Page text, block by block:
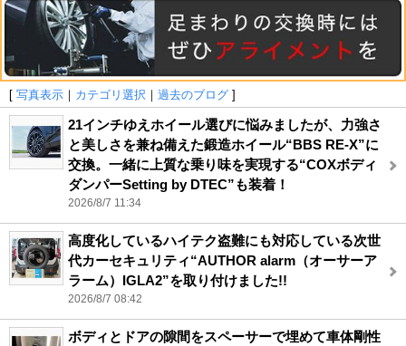
[ 写真表示 ｜ カテゴリ選択 ｜ 過去のブログ ]
21インチゆえホイール選びに悩みましたが、力強さ
と美しさを兼ね備えた鍛造ホイール“BBS RE-X”に
交換。一緒に上質な乗り味を実現する“COXボディ
ダンパーSetting by DTEC”も装着！
2026/8/7 11:34
高度化しているハイテク盗難にも対応している次世
代カーセキュリティ“AUTHOR alarm（オーサーア
ラーム）IGLA2”を取り付けました!!
2026/8/7 08:42
ボディとドアの隙間をスペーサーで埋めて車体剛性